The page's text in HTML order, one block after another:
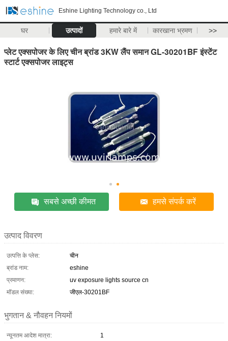
Eshine Lighting Technology co., Ltd
घर उत्पादों हमारे बारे में कारखाना भ्रमण >>
प्लेट एक्सपोजर के लिए चीन ब्रांड 3KW लैंप समान GL-30201BF इंस्टेंट
स्टार्ट एक्सपोजर लाइट्स
सबसे अच्छी कीमत हमसे संपर्क करें
उत्पाद विवरण
उत्पत्ति के प्लेस:
चीन
ब्रांड नाम:
eshine
प्रमाणन:
uv exposure lights source cn
मॉडल संख्या:
जीएल-30201BF
भुगतान & नौवहन नियमों
न्यूनतम आदेश मात्रा:
1